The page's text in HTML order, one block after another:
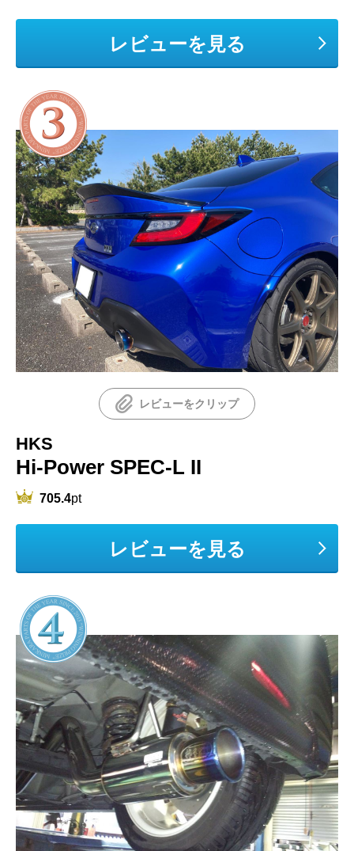
レビューを見る
レビューをクリップ
HKS
Hi-Power SPEC-L II
705.4pt
レビューを見る